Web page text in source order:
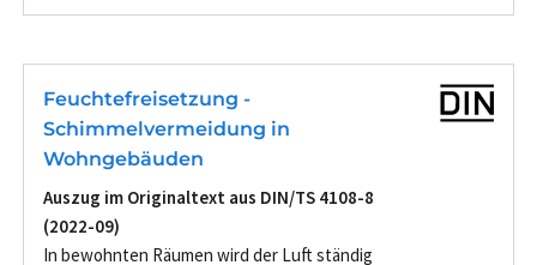
Feuchtefreisetzung -
Schimmelvermeidung in
Wohngebäuden
Auszug im Originaltext aus DIN/TS 4108-8
(2022-09)
In bewohnten Räumen wird der Luft ständig